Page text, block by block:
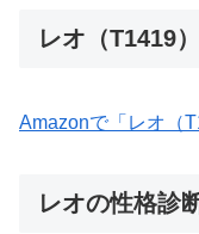
レオ（T1419
Amazonで「レオ（
レオの性格診